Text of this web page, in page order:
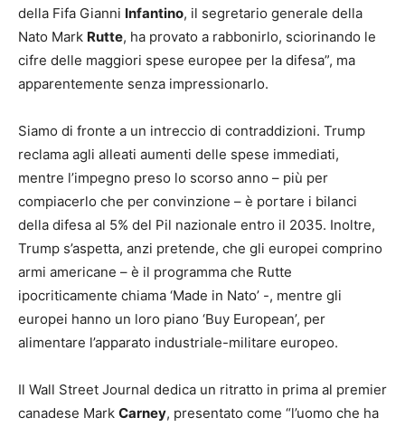
della Fifa Gianni Infantino, il segretario generale della
Nato Mark Rutte, ha provato a rabbonirlo, sciorinando le
cifre delle maggiori spese europee per la difesa”, ma
apparentemente senza impressionarlo.
Siamo di fronte a un intreccio di contraddizioni. Trump
reclama agli alleati aumenti delle spese immediati,
mentre l’impegno preso lo scorso anno – più per
compiacerlo che per convinzione – è portare i bilanci
della difesa al 5% del Pil nazionale entro il 2035. Inoltre,
Trump s’aspetta, anzi pretende, che gli europei comprino
armi americane – è il programma che Rutte
ipocriticamente chiama ‘Made in Nato’ -, mentre gli
europei hanno un loro piano ‘Buy European’, per
alimentare l’apparato industriale-militare europeo.
Il Wall Street Journal dedica un ritratto in prima al premier
canadese Mark Carney, presentato come “l’uomo che ha